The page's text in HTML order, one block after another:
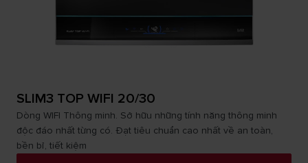
SLIM3 TOP WIFI 20/30
Dòng WIFI Thông minh. Sở hữu những tính năng thông minh
độc đáo nhất từng có. Đạt tiêu chuẩn cao nhất về an toàn,
bền bỉ, tiết kiệm